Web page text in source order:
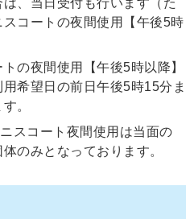
コートの夜間使用【午後5時
の夜間使用【午後5時以降】
希望日の前日午後5時15分ま
。
スコート夜間使用は当面の
のみとなっております。